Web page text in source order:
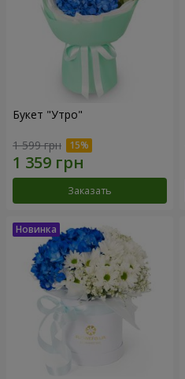
Букет "Утро"
1 599 грн
Заказать